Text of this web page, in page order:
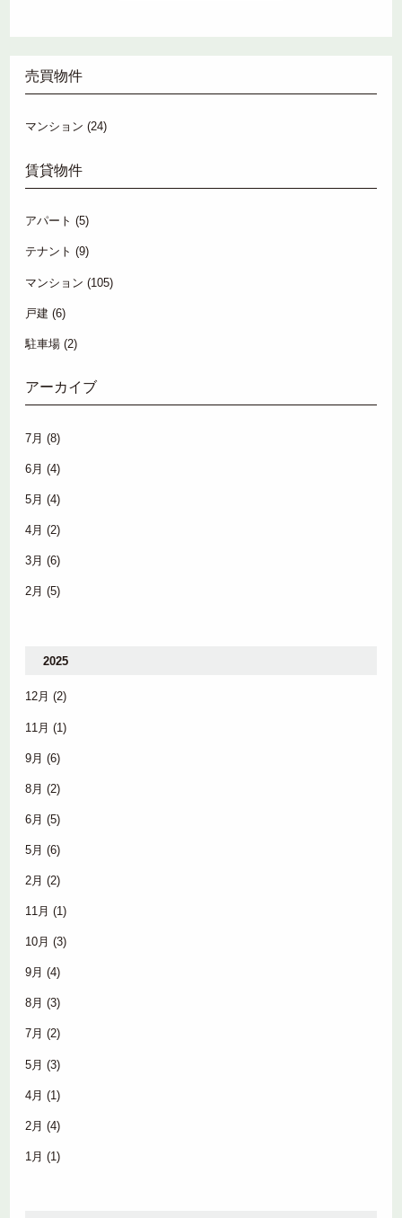
売買物件
マンション (24)
賃貸物件
アパート (5)
テナント (9)
マンション (105)
戸建 (6)
駐車場 (2)
アーカイブ
7月 (8)
6月 (4)
5月 (4)
4月 (2)
3月 (6)
2月 (5)
2025
12月 (2)
11月 (1)
9月 (6)
8月 (2)
6月 (5)
5月 (6)
2月 (2)
11月 (1)
10月 (3)
9月 (4)
8月 (3)
7月 (2)
5月 (3)
4月 (1)
2月 (4)
1月 (1)